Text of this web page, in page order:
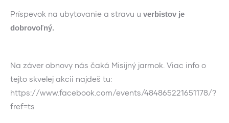
Príspevok na ubytovanie a stravu u verbistov je
dobrovoľný.
Na záver obnovy nás čaká Misijný jarmok. Viac info o
tejto skvelej akcii najdeš tu:
https://www.facebook.com/events/484865221651178/?
fref=ts